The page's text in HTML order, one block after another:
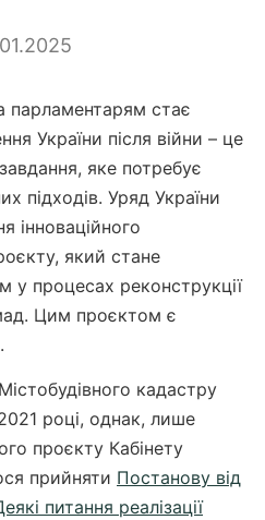
парламентарям стає
України після війни – це
яке потребує
підходів. Уряд України
інноваційного
який стане
у процесах реконструкції
Цим проєктом є
кадастру
році, однак, лише
проєкту Кабінету
прийняти Постанову від
питання реалізації